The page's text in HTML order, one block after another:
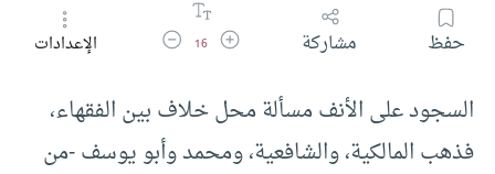
حفظ مشاركة زيادة حجم الخط
16 تقليل حجم الخطالإعدادات
السجود على الأنف مسألة محل خلاف بين الفقهاء،
فذهب المالكية، والشافعية، ومحمد وأبو يوسف -من